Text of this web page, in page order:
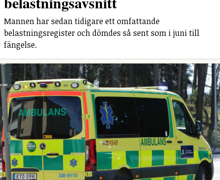
Mannen har sedan tidigare ett omfattande
belastningsregister och dömdes så sent som i juni till
fängelse.